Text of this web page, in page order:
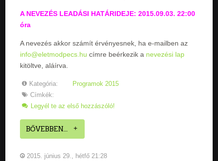
A NEVEZÉS LEADÁSI HATÁRIDEJE: 2015.09.03. 22:00
óra
A nevezés akkor számít érvényesnek, ha e-mailben az
info@eletmodpecs.hu címre beérkezik a nevezési lap
kitöltve, aláírva.
Kategória:
Programok 2015
Címkék:
Legyél te az első hozzászóló!
BŐVEBBEN...
2015. június 29., hétfő 21:28